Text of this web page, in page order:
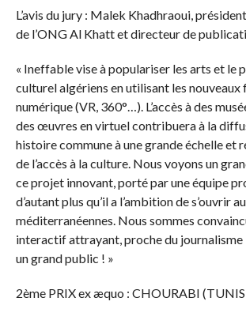
L’avis du jury : Malek Khadhraoui,
de l’ONG Al Khatt et directeur de
« Ineffable vise à populariser les arts et le
culturel algériens en utilisant les nouveaux
numérique (VR, 360°…). L’accès à des
des œuvres en virtuel contribuera à la
histoire commune à une grande échelle et
de l’accès à la culture. Nous voyons un
ce projet innovant, porté par une équipe
d’autant plus qu’il a l’ambition de s’ouvrir
méditerranéennes. Nous sommes
interactif attrayant, proche du
un grand public ! »
2ème PRIX ex æquo : CHOURABI